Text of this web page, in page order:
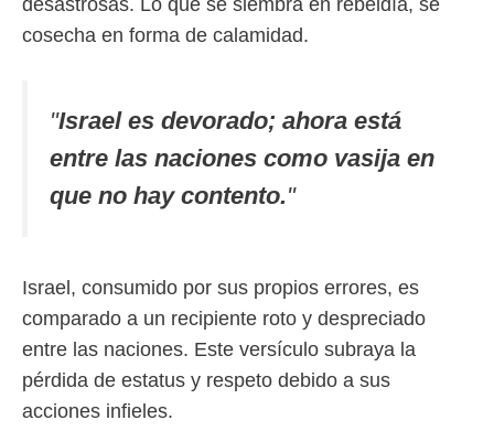
desastrosas. Lo que se siembra en rebeldía, se
cosecha en forma de calamidad.
"Israel es devorado; ahora está
entre las naciones como vasija en
que no hay contento."
Israel, consumido por sus propios errores, es
comparado a un recipiente roto y despreciado
entre las naciones. Este versículo subraya la
pérdida de estatus y respeto debido a sus
acciones infieles.